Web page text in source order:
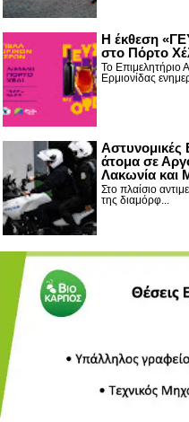
Η έκθεση
στο Πόρτο
Το Επιμελητήριο
Ερμιονίδας
Αστυνομικές
άτομα σε
Λακωνία και
Στο πλαίσιο
της διαμόρφ...